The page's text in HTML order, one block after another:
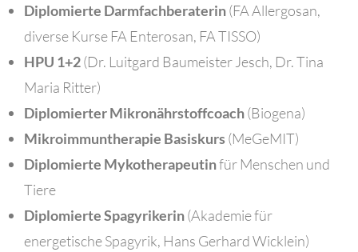
Diplomierte Darmfachberaterin(FA Allergosan,
diverse Kurse FA Enterosan, FA TISSO)
HPU 1+2(Dr. Luitgard Baumeister Jesch, Dr. Tina
Maria Ritter)
Diplomierter Mikronährstoffcoach(Biogena)
Mikroimmuntherapie Basiskurs(MeGeMIT)
Diplomierte Mykotherapeutinfür Menschen und
Tiere
Diplomierte Spagyrikerin(Akademie für
energetische Spagyrik, Hans Gerhard Wicklein)